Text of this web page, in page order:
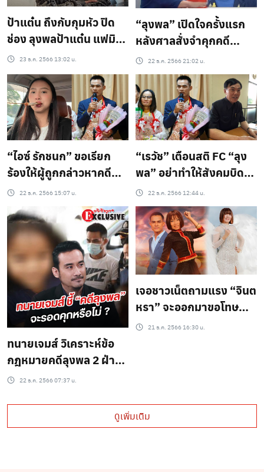
ป้าแต๋น ถึงกับกุมหัว ปิด
ช่อง ลุงพลป้าแต๋น แฟมิลี่
จบตำนานด้วยยอดผู้
ติดตาม 4.8 แสน พร้อม
ยอดวิวเกือบ 200 ล้าน
23 ธ.ค. 2566 13:02 น.
“ลุงพล” เปิดใจครั้งแรก
หลังศาลสั่งจำคุกคดี
“น้องชมพู่” ยืนยันจะ
อุทธรณ์สู้สุดใจไม่มีถอย
22 ธ.ค. 2566 21:02 น.
“ไอซ์ รักชนก” ขอเรียก
ร้องให้ผู้ถูกกล่าวหาคดี
ม.112 ทุกคน หลังคดีลุง
พล ได้ประกันตัว
22 ธ.ค. 2566 15:07 น.
“เรวัช” เตือนสติ FC “ลุง
พล” อย่าทำให้สังคมบิด
เบี้ยว เชิดชูผู้ร้าย
22 ธ.ค. 2566 12:44 น.
ทนายเจมส์ วิเคราะห์ข้อ
กฎหมายคดีลุงพล 2 ฝ่าย
ยื่นอุทธรณ์อาจมีฝ่ายหนึ่ง
เป็นยังไง (ชมคลิป)
22 ธ.ค. 2566 07:37 น.
เจอชาวเน็ตถามแรง “จินต
หรา” จะออกมาขอโทษ
สังคมไหม ไร้ความ
21 ธ.ค. 2566 16:30 น.
ดูเพิ่มเติม